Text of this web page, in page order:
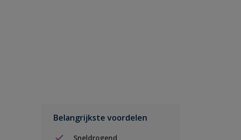
Belangrijkste voordelen
Sneldrogend